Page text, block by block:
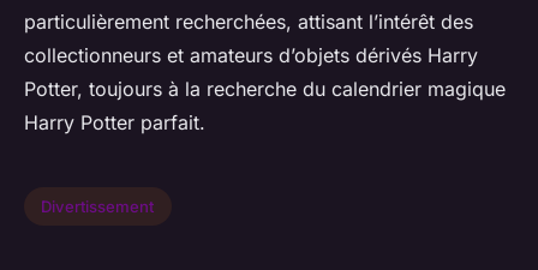
particulièrement recherchées, attisant l’intérêt des
collectionneurs et amateurs d’objets dérivés Harry
Potter, toujours à la recherche du calendrier magique
Harry Potter parfait.
Divertissement